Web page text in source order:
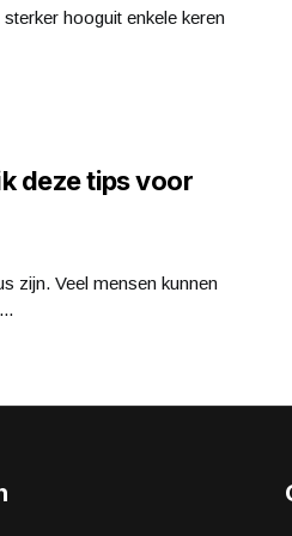
hooguit enkele keren
deze tips voor
zijn. Veel mensen kunnen